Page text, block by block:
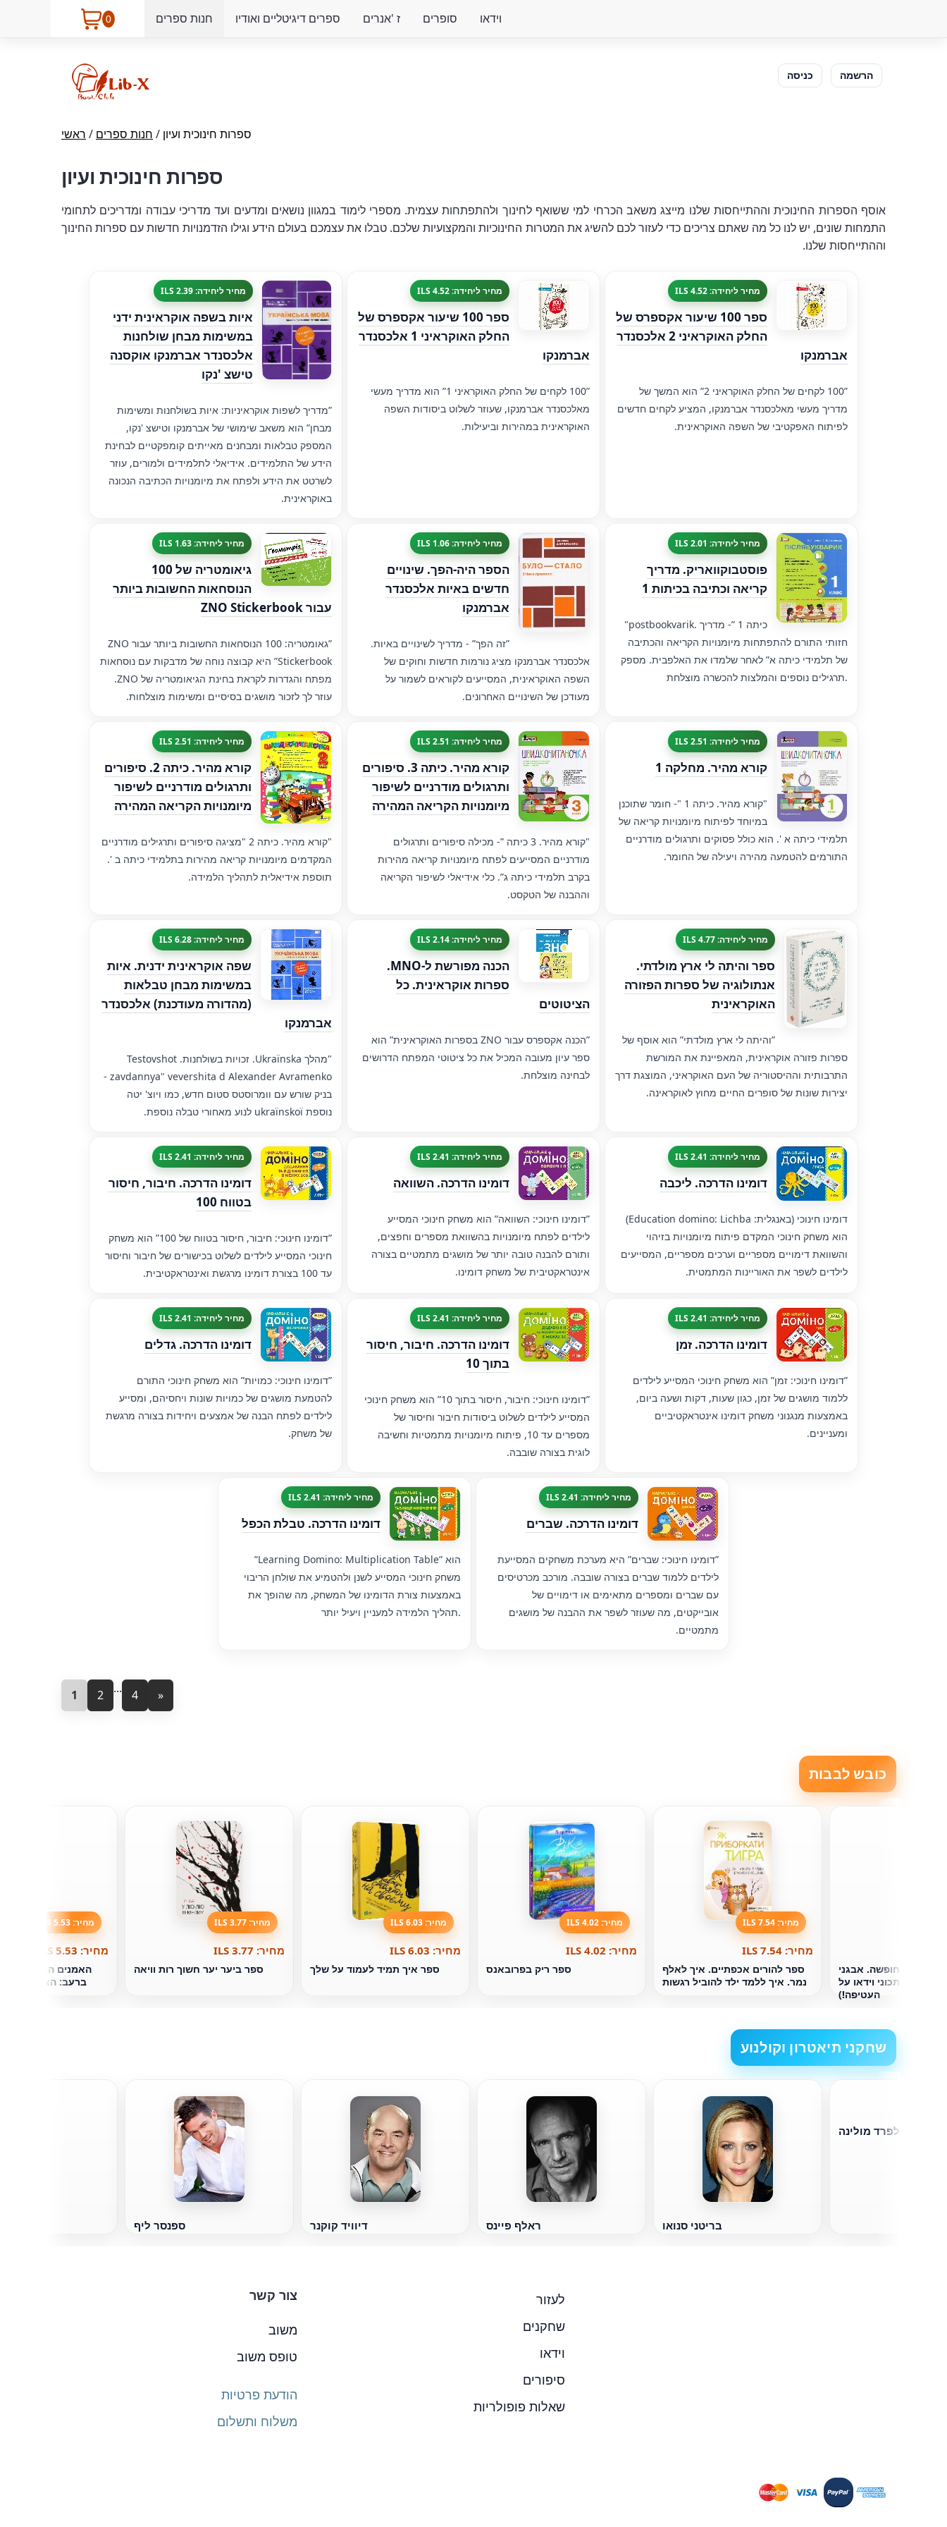
0 חנות ספרים ספרים דיגיטליים ואודיו ז 'אנרים סופרים וידאו
כניסה הרשמה
ראשי / חנות ספרים / ספרות חינוכית ועיון
ספרות חינוכית ועיון
אוסף הספרות החינוכית וההתייחסות שלנו מייצג משאב הכרחי למי ששואף לחינוך ולהתפתחות עצמית. מספרי לימוד במגוון נושאים ומדעים ועד מדריכי עבודה ומדריכים לתחומי
התמחות שונים, יש לנו כל מה שאתם צריכים כדי לעזור לכם להשיג את המטרות החינוכיות והמקצועיות שלכם. טבלו את עצמכם בעולם הידע וגילו הזדמנויות חדשות עם ספרות החינוך
וההתייחסות שלנו.
מחיר ליחידה: 2.39 ILS
איות בשפה אוקראינית ידני
במשימות מבחן שולחנות
אלכסנדר אברמנקו אוקסנה
טישצ 'נקו
”מדריך לשפות אוקראיניות: איות בשולחנות ומשימות
מבחן” הוא משאב שימושי של אברמנקו וטישצ 'נקו,
המספק טבלאות ומבחנים מאייתים קומפקטיים לבחינת
הידע של התלמידים. אידיאלי לתלמידים ולמורים, עוזר
לשרטט את הידע ולפתח את מיומנויות הכתיבה הנכונה
באוקראינית.
מחיר ליחידה: 4.52 ILS
ספר 100 שיעור אקספרס של
החלק האוקראיני 1 אלכסנדר
אברמנקו
”100 לקחים של החלק האוקראיני 1” הוא מדריך מעשי
מאלכסנדר אברמנקו, שעוזר לשלוט ביסודות השפה
האוקראינית במהירות וביעילות.
מחיר ליחידה: 4.52 ILS
ספר 100 שיעור אקספרס של
החלק האוקראיני 2 אלכסנדר
אברמנקו
”100 לקחים של החלק האוקראיני 2” הוא המשך של
מדריך מעשי מאלכסנדר אברמנקו, המציע לקחים חדשים
לפיתוח האפקטיבי של השפה האוקראינית.
מחיר ליחידה: 1.63 ILS
גיאומטריה של 100
הנוסחאות החשובות ביותר
עבור ZNO Stickerbook
”גאומטריה: 100 הנוסחאות החשובות ביותר עבור ZNO
Stickerbook” היא קבוצה נוחה של מדבקות עם נוסחאות
מפתח והגדרות לקראת בחינת הגיאומטריה של ZNO.
עוזר לך לזכור מושגים בסיסיים ומשימות מוצלחות.
מחיר ליחידה: 1.06 ILS
הספר היה-הפך. שינויים
חדשים באיות אלכסנדר
אברמנקו
”זה הפך” - מדריך לשינויים באיות.
אלכסנדר אברמנקו מציג נורמות חדשות וחוקים של
השפה האוקראינית, המסייעים לקוראים לשמור על
מעודכן של השינויים האחרונים.
מחיר ליחידה: 2.01 ILS
פוסטבוקוואריק. מדריך
קריאה וכתיבה בכיתות 1
"postbookvarik. כיתה 1 ”- מדריך
חזותי התורם להתפתחות מיומנויות הקריאה והכתיבה
של תלמידי כיתה א” לאחר שלמדו את האלפבית. מספק
תרגילים נוספים והמלצות להכשרה מוצלחת.
מחיר ליחידה: 2.51 ILS
קורא מהיר. כיתה 2. סיפורים
ותרגולים מודרניים לשיפור
מיומנויות הקריאה המהירה
"קורא מהיר. כיתה 2 "מציגה סיפורים ותרגילים מודרניים
המקדמים מיומנויות קריאה מהירות בתלמידי כיתה ב '.
תוספת אידיאלית לתהליך הלמידה.
מחיר ליחידה: 2.51 ILS
קורא מהיר. כיתה 3. סיפורים
ותרגולים מודרניים לשיפור
מיומנויות הקריאה המהירה
"קורא מהיר. 3 כיתה ”- מכילה סיפורים ותרגולים
מודרניים המסייעים לפתח מיומנויות קריאה מהירות
בקרב תלמידי כיתה ג”. כלי אידיאלי לשיפור הקריאה
וההבנה של הטקסט.
מחיר ליחידה: 2.51 ILS
קורא מהיר. מחלקה 1
"קורא מהיר. כיתה 1 "- חומר שתוכנן
במיוחד לפיתוח מיומנויות קריאה של
תלמידי כיתה א '. הוא כולל פסוקים ותרגולים מודרניים
התורמים להטמעה מהירה ויעילה של החומר.
מחיר ליחידה: 6.28 ILS
שפה אוקראינית ידנית. איות
במשימות מבחן טבלאות
(מהדורה מעודכנת) אלכסנדר
אברמנקו
"מהלך Ukraїnska. זכויות בשולחנות. Testovshot
zavdannya" vevershita d Alexander Avramenko -
בניק שורש עם וומרוסטס סטום חדש, כמו ויוצ' יטה
נוספת ukraїnskoї לנוע מאחורי טבלה נוספת.
מחיר ליחידה: 2.14 ILS
הכנה מפורשת ל-MNO.
ספרות אוקראינית. כל
הציטוטים
”הכנה אקספרס עבור ZNO בספרות האוקראינית” הוא
ספר עיון מעובה המכיל את כל ציטוטי המפתח הדרושים
לבחינה מוצלחת.
מחיר ליחידה: 4.77 ILS
ספר והיתה לי ארץ מולדתי.
אנתולוגיה של ספרות הפזורה
האוקראינית
”והיתה לי ארץ מולדתי” הוא אוסף של
ספרות פזורה אוקראינית, המאפיינת את המורשת
התרבותית וההיסטוריה של העם האוקראיני, המוצגת דרך
יצירות שונות של סופרים החיים מחוץ לאוקראינה.
מחיר ליחידה: 2.41 ILS
דומינו הדרכה. חיבור, חיסור
בטווח 100
”דומינו חינוכי: חיבור, חיסור בטווח של 100” הוא משחק
חינוכי המסייע לילדים לשלוט בכישורים של חיבור וחיסור
עד 100 בצורת דומינו מרגשת ואינטראקטיבית.
מחיר ליחידה: 2.41 ILS
דומינו הדרכה. השוואה
”דומינו חינוכי: השוואה” הוא משחק חינוכי המסייע
לילדים לפתח מיומנויות בהשוואת מספרים וחפצים,
ותורם להבנה טובה יותר של מושגים מתמטיים בצורה
אינטראקטיבית של משחק דומינו.
מחיר ליחידה: 2.41 ILS
דומינו הדרכה. ליכבה
דומינו חינוכי (באנגלית: Education domino: Lichba)
הוא משחק חינוכי המקדם פיתוח מיומנויות בזיהוי
והשוואת דימויים מספריים וערכים מספריים, המסייעים
לילדים לשפר את האוריינות המתמטית.
מחיר ליחידה: 2.41 ILS
דומינו הדרכה. גדלים
”דומינו חינוכי: כמויות” הוא משחק חינוכי התורם
להטמעת מושגים של כמויות שונות ויחסיהם, ומסייע
לילדים לפתח הבנה של אמצעים ויחידות בצורה מרגשת
של משחק.
מחיר ליחידה: 2.41 ILS
דומינו הדרכה. חיבור, חיסור
בתוך 10
”דומינו חינוכי: חיבור, חיסור בתוך 10” הוא משחק חינוכי
המסייע לילדים לשלוט ביסודות חיבור וחיסור של
מספרים עד 10, פיתוח מיומנויות מתמטיות וחשיבה
לוגית בצורה שובבה.
מחיר ליחידה: 2.41 ILS
דומינו הדרכה. זמן
”דומינו חינוכי: זמן” הוא משחק חינוכי המסייע לילדים
ללמוד מושגים של זמן, כגון שעות, דקות ושעה ביום,
באמצעות מנגנוני משחק דומינו אינטראקטיביים
ומעניינים.
מחיר ליחידה: 2.41 ILS
דומינו הדרכה. טבלת הכפל
”Learning Domino: Multiplication Table” הוא
משחק חינוכי המסייע לשנן ולהטמיע את שולחן הריבוי
באמצעות צורת הדומינו של המשחק, מה שהופך את
תהליך הלמידה למעניין ויעיל יותר.
מחיר ליחידה: 2.41 ILS
דומינו הדרכה. שברים
”דומינו חינוכי: שברים” היא מערכת משחקים המסייעת
לילדים ללמוד שברים בצורה שובבה. מורכב מכרטיסים
עם שברים ומספרים מתאימים או דימויים של
אובייקטים, מה שעוזר לשפר את ההבנה של מושגים
מתמטיים.
1 2 ... 4 »
כובש לבבות
מחיר: 5.53 ILS
מחיר: 5.53 ILS
האמנים האמיתיים
ברעב: האסטרטגיה
מחיר: 3.77 ILS
מחיר: 3.77 ILS
ספר ביער יער חשוך רות וויאה
מחיר: 6.03 ILS
מחיר: 6.03 ILS
ספר איך תמיד לעמוד על שלך
מחיר: 4.02 ILS
מחיר: 4.02 ILS
ספר ריק בפרובאנס
מחיר: 7.54 ILS
מחיר: 7.54 ILS
ספר להורים אכפתיים. איך לאלף
נמר. איך ללמד ילד להוביל רגשות
ספר מנות חופשה. אבגני
(מתכוני וידאו על
העטיפה!)
שחקני תיאטרון וקולנוע
ספנסר ליף דיוויד קוקנר ראלף פיינס בריטני סנואו
אלפרד מולינה
צור קשר
משוב
טופס משוב
הודעת פרטיות
משלוח ותשלום
לעזור
שחקנים
וידאו
סיפורים
שאלות פופולריות